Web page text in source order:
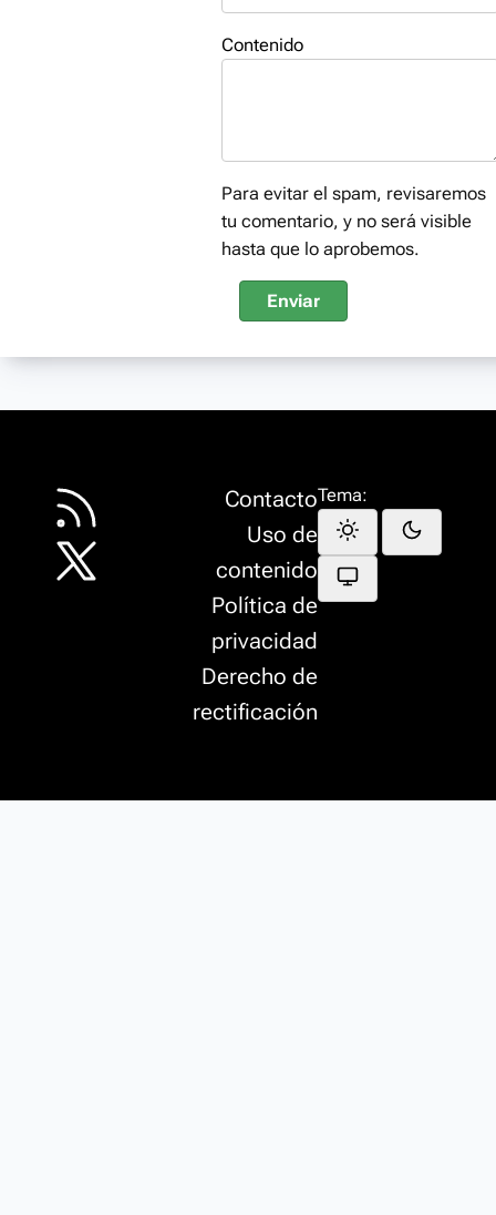
Contenido
Para evitar el spam, revisaremos
tu comentario, y no será visible
hasta que lo aprobemos.
Enviar
Contacto
Uso de
contenido
Política de
privacidad
Derecho de
rectificación
Tema: